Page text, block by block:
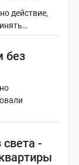
действие,
без
-